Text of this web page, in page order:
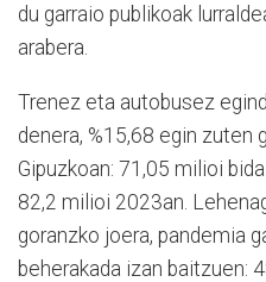
du garraio publikoak
arabera.
Trenez eta autobusez
denera, %15,68 egin zuten
Gipuzkoan: 71,05 milioi
82,2 milioi 2023an.
goranzko joera, pandemia
beherakada izan baitzuen: